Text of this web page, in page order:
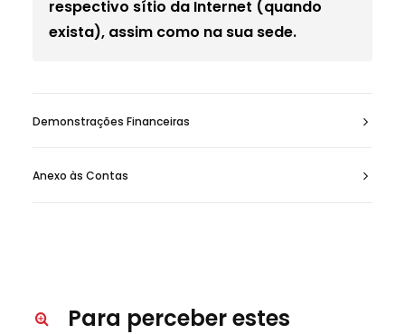
respectivo sítio da Internet (quando
exista), assim como na sua sede.
Demonstrações Financeiras
Anexo às Contas
Para perceber estes